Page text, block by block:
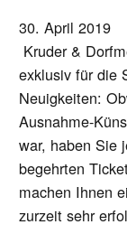
30. April 2019
Kruder &
exklusiv für die
Neuigkeiten:
Ausnahme-
war, haben Sie
begehrten
machen Ihnen
zurzeit sehr